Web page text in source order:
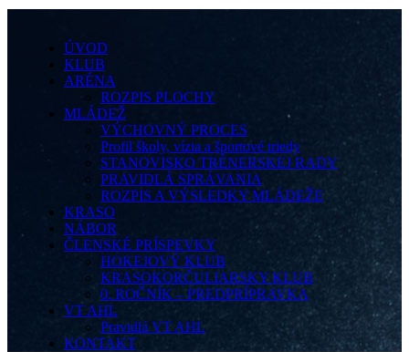
ÚVOD
KLUB
ARÉNA
ROZPIS PLOCHY
MLÁDEŽ
VÝCHOVNÝ PROCES
Profil školy, vízia a športové triedy
STANOVISKO TRÉNERSKEJ RADY
PRAVIDLÁ SPRÁVANIA
ROZPIS A VÝSLEDKY MLÁDEŽE
KRASO
NÁBOR
ČLENSKÉ PRÍSPEVKY
HOKEJOVÝ KLUB
KRASOKORČULIARSKY KLUB
0. ROČNÍK – PREDPRÍPRAVKA
VT AHL
Pravidlá VT AHL
KONTAKT